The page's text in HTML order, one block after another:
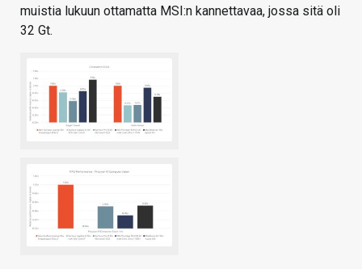
muistia lukuun ottamatta MSI:n kannettavaa, jossa sitä oli
32 Gt.